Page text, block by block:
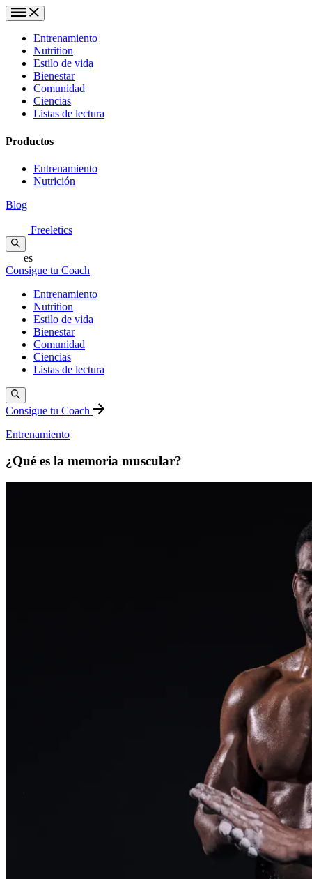
Entrenamiento
Nutrition
Estilo de vida
Bienestar
Comunidad
Ciencias
Listas de lectura
Productos
Entrenamiento
Nutrición
Blog
Freeletics
es
Consigue tu Coach
Entrenamiento
Nutrition
Estilo de vida
Bienestar
Comunidad
Ciencias
Listas de lectura
Consigue tu Coach
Entrenamiento
¿Qué es la memoria muscular?